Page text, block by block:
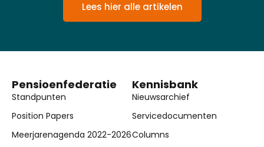
Lees hier alle artikelen
Pensioenfederatie
Standpunten
Position Papers
Meerjarenagenda 2022-2026
Kennisbank
Nieuwsarchief
Servicedocumenten
Columns